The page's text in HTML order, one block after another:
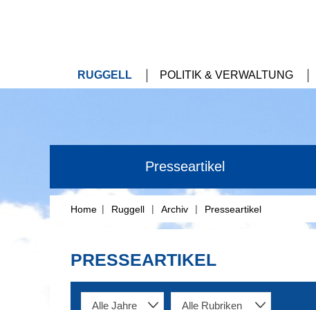
RUGGELL POLITIK & VERWALTUNG
Presseartikel
Home | Ruggell | Archiv | Presseartikel
PRESSEARTIKEL